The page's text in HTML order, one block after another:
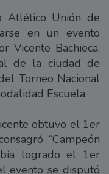
Atlético Unión de
en un evento
Vicente Bachieca,
de la ciudad de
Torneo Nacional
Escuela.
obtuvo el 1er
“Campeón
logrado el 1er
evento se disputó